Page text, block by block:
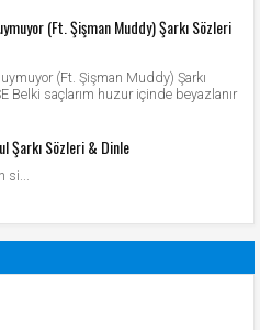
(Ft. Şişman Muddy) Şarkı Sözleri
(Ft. Şişman Muddy) Şarkı
Belki saçlarım huzur içinde beyazlanır
Şarkı Sözleri & Dinle
si...